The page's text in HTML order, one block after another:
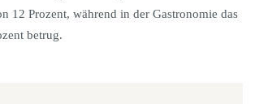
12 Prozent, während in der Gastronomie das
betrug.